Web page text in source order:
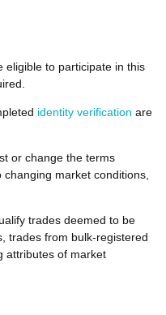
eligible to participate in this
identity verification are
or change the terms
market conditions,
trades deemed to be
trades from bulk-registered
attributes of market